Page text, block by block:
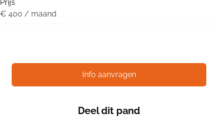
Prijs
€ 400 / maand
Info aanvragen
Deel dit pand